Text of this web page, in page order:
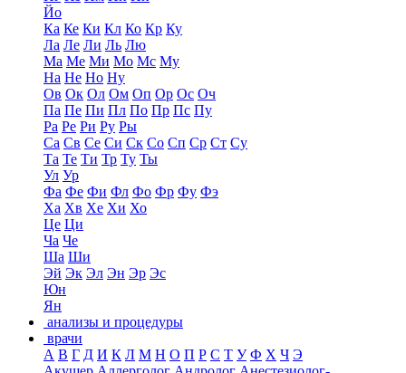
Йо
Ка Ке Ки Кл Ко Кр Ку
Ла Ле Ли Ль Лю
Ма Ме Ми Мо Мс Му
На Не Но Ну
Ов Ок Ол Ом Оп Ор Ос Оч
Па Пе Пи Пл По Пр Пс Пу
Ра Ре Ри Ру Ры
Са Св Се Си Ск Со Сп Ср Ст Су
Та Те Ти Тр Ту Ты
Ул Ур
Фа Фе Фи Фл Фо Фр Фу Фэ
Ха Хв Хе Хи Хо
Це Ци
Ча Че
Ша Ши
Эй Эк Эл Эн Эр Эс
Юн
Ян
анализы и процедуры
врачи
А В Г Д И К Л М Н О П Р С Т У Ф Х Ч Э